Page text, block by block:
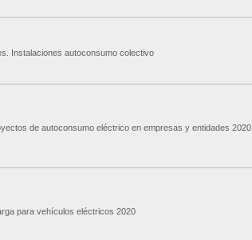
Instalaciones autoconsumo colectivo
de autoconsumo eléctrico en empresas y entidades 2020
para vehículos eléctricos 2020